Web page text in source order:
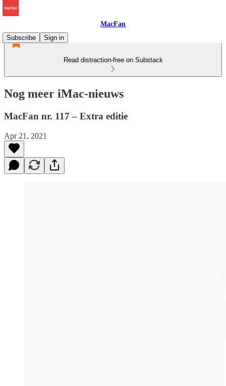
MacFan
Subscribe
Sign in
Read distraction-free on Substack
Nog meer iMac-nieuws
MacFan nr. 117 – Extra editie
Apr 21, 2021